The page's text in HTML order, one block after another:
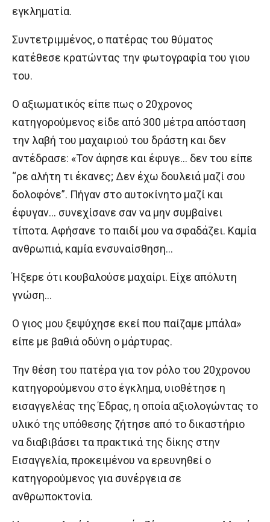
εγκληματία.
Συντετριμμένος, ο πατέρας του θύματος
κατέθεσε κρατώντας την φωτογραφία του γιου
του.
Ο αξιωματικός είπε πως ο 20χρονος
κατηγορούμενος είδε από 300 μέτρα απόσταση
την λαβή του μαχαιριού του δράστη και δεν
αντέδρασε: «Τον άφησε και έφυγε… δεν του είπε
“ρε αλήτη τι έκανες; Δεν έχω δουλειά μαζί σου
δολοφόνε”. Πήγαν στο αυτοκίνητο μαζί και
έφυγαν… συνεχίσανε σαν να μην συμβαίνει
τίποτα. Αφήσανε το παιδί μου να σφαδάζει. Καμία
ανθρωπιά, καμία ενσυναίσθηση…
Ήξερε ότι κουβαλούσε μαχαίρι. Είχε απόλυτη
γνώση…
Ο γιος μου ξεψύχησε εκεί που παίζαμε μπάλα»
είπε με βαθιά οδύνη ο μάρτυρας.
Την θέση του πατέρα για τον ρόλο του 20χρονου
κατηγορούμενου στο έγκλημα, υιοθέτησε η
εισαγγελέας της Έδρας, η οποία αξιολογώντας το
υλικό της υπόθεσης ζήτησε από το δικαστήριο
να διαβιβάσει τα πρακτικά της δίκης στην
Εισαγγελία, προκειμένου να ερευνηθεί ο
κατηγορούμενος για συνέργεια σε
ανθρωποκτονία.